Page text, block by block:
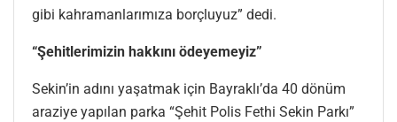
gibi kahramanlarımıza borçluyuz” dedi.
“Şehitlerimizin hakkını ödeyemeyiz”
Sekin’in adını yaşatmak için Bayraklı’da 40 dönüm
araziye yapılan parka “Şehit Polis Fethi Sekin Parkı”